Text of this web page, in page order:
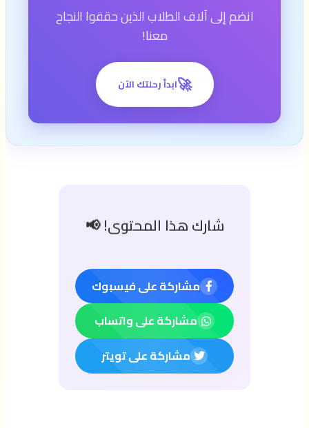
انضم إلى آلاف الطلاب الذين حققوا النجاح
معنا!
🚀ابدأ رحلتك الآن
شارك هذا المحتوى! 📢
مشاركة على فيسبوك
مشاركة على واتساب
مشاركة على تويتر